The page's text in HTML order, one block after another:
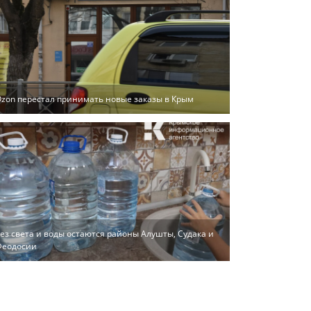
перестал принимать новые заказы в Крым
света и воды остаются районы Алушты, Судака и